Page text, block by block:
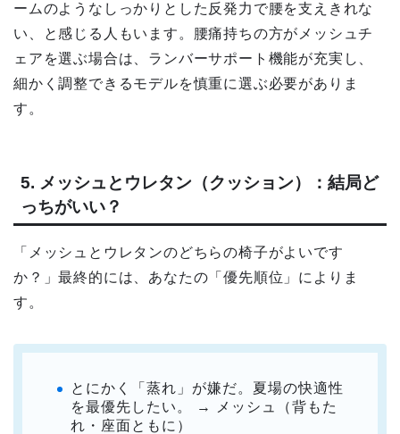
ームのようなしっかりとした反発力で腰を支えきれな
い、と感じる人もいます。腰痛持ちの方がメッシュチ
ェアを選ぶ場合は、ランバーサポート機能が充実し、
細かく調整できるモデルを慎重に選ぶ必要がありま
す。
5. メッシュとウレタン（クッション）：結局ど
っちがいい？
「メッシュとウレタンのどちらの椅子がよいです
か？」最終的には、あなたの「優先順位」によりま
す。
とにかく「蒸れ」が嫌だ。夏場の快適性
を最優先したい。 → メッシュ（背もた
れ・座面ともに）